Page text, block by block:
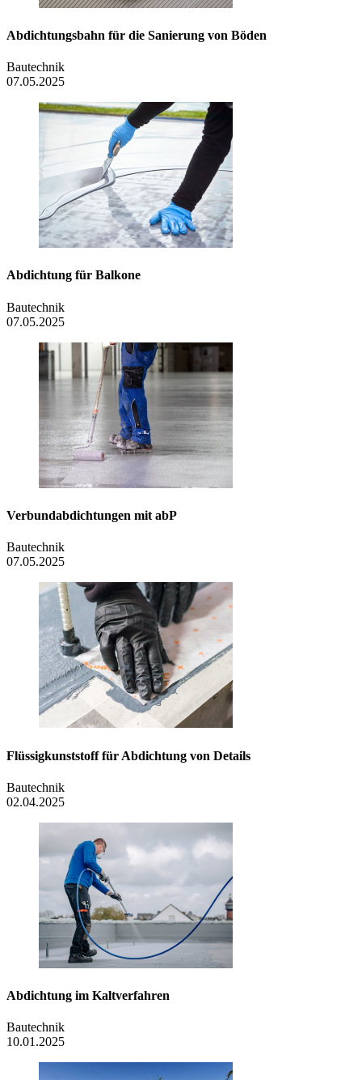
Abdichtungsbahn für die Sanierung von Böden
Bautechnik
07.05.2025
Abdichtung für Balkone
Bautechnik
07.05.2025
Verbundabdichtungen mit abP
Bautechnik
07.05.2025
Flüssigkunststoff für Abdichtung von Details
Bautechnik
02.04.2025
Abdichtung im Kaltverfahren
Bautechnik
10.01.2025